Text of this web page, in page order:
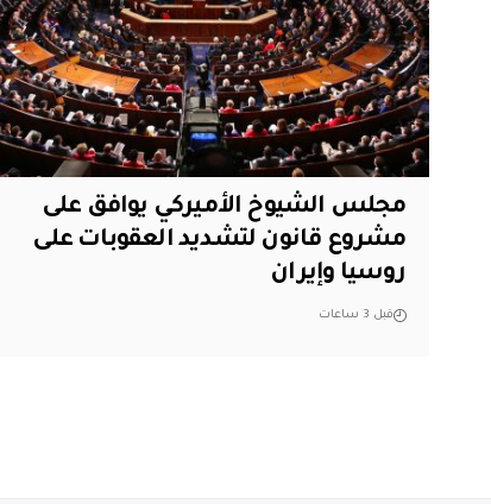
مجلس الشيوخ الأميركي يوافق على
مشروع قانون لتشديد العقوبات على
روسيا وإيران
قبل 3 ساعات